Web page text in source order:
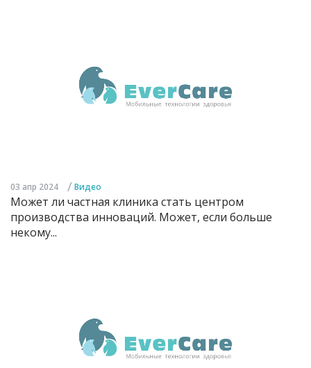
03 апр 2024 / Видео
Может ли частная клиника стать центром
производства инноваций. Может, если больше
некому...